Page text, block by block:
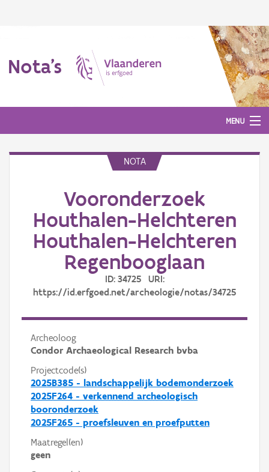
Nota's
MENU
NOTA
Vooronderzoek
Houthalen-Helchteren
Houthalen-Helchteren
Regenbooglaan
ID: 34725 URI:
https://id.erfgoed.net/archeologie/notas/34725
Archeoloog
Condor Archaeological Research bvba
Projectcode(s)
2025B385 - landschappelijk bodemonderzoek
2025F264 - verkennend archeologisch
booronderzoek
2025F265 - proefsleuven en proefputten
Maatregel(en)
geen